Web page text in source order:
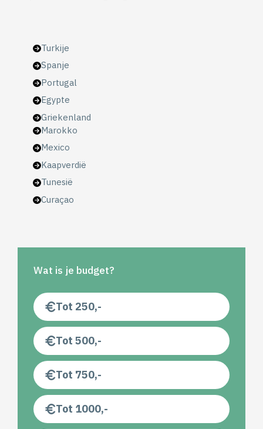
Turkije
Spanje
Portugal
Egypte
Griekenland
Marokko
Mexico
Kaapverdië
Tunesië
Curaçao
Wat is je budget?
Tot 250,-
Tot 500,-
Tot 750,-
Tot 1000,-